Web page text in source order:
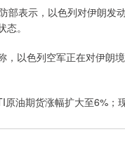
表示，以色列对伊朗发
。
以色列空军正在对伊朗
油期货涨幅扩大至6%；